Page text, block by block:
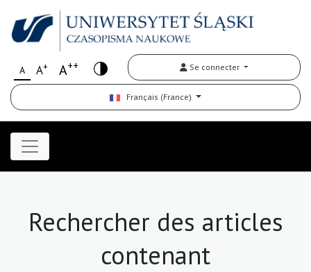
A A+ A++ Se connecter
Français (France)
Rechercher des articles
contenant